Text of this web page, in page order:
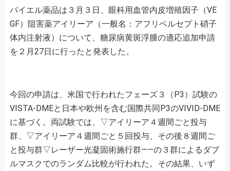
バイエル薬品は３月３日、眼科用血管内皮増殖因子（VE
GF）阻害薬アイリーア（一般名：アフリベルセプト硝子
体内注射液）について、糖尿病黄斑浮腫の適応追加申請
を２月27日に行ったと発表した。
今回の申請は、米国で行われたフェーズ３（P3）試験の
VISTA-DMEと日本や欧州を含む国際共同P3のVIVID-DME
に基づく。両試験では、▽アイリーア４週間ごと投与
群、▽アイリーア４週間ごと５回投与、その後８週間ご
と投与群▽レーザー光凝固術施行群――の３群によるダブ
ルマスクでのランダム比較が行われた。その結果、いず